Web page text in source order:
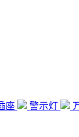
座 警示灯